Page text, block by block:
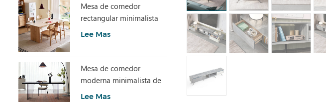
Mesa de comedor
rectangular minimalista
con piedra sinterizada
Lee Mas
Mesa de comedor
moderna minimalista de
losa de piedra gris con
Lee Mas